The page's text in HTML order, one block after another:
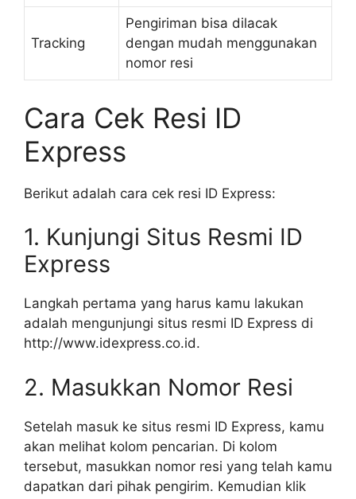
Tracking
Pengiriman bisa dilacak
dengan mudah menggunakan
nomor resi
Cara Cek Resi ID
Express
Berikut adalah cara cek resi ID Express:
1. Kunjungi Situs Resmi ID
Express
Langkah pertama yang harus kamu lakukan
adalah mengunjungi situs resmi ID Express di
http://www.idexpress.co.id.
2. Masukkan Nomor Resi
Setelah masuk ke situs resmi ID Express, kamu
akan melihat kolom pencarian. Di kolom
tersebut, masukkan nomor resi yang telah kamu
dapatkan dari pihak pengirim. Kemudian klik